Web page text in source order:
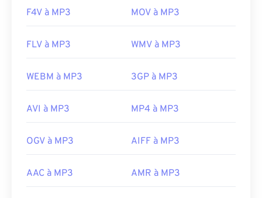
a/music-player-application-format.html
F4V à MP3 MOV à MP3
FLV à MP3 WMV à MP3
WEBM à MP3 3GP à MP3
AVI à MP3 MP4 à MP3
OGV à MP3 AIFF à MP3
AAC à MP3 AMR à MP3